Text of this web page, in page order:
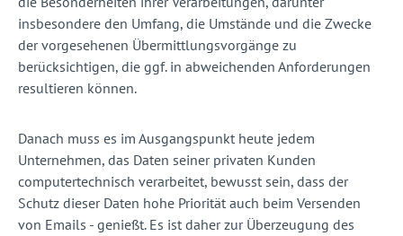
insbesondere den Umfang, die Umstände und die Zwecke
der vorgesehenen Übermittlungsvorgänge zu
berücksichtigen, die ggf. in abweichenden Anforderungen
resultieren können.
Danach muss es im Ausgangspunkt heute jedem
Unternehmen, das Daten seiner privaten Kunden
computertechnisch verarbeitet, bewusst sein, dass der
Schutz dieser Daten hohe Priorität auch beim Versenden
von Emails - genießt. Es ist daher zur Überzeugung des